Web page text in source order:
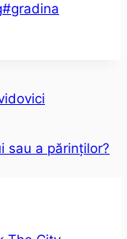
#gradina
sau a părinților?